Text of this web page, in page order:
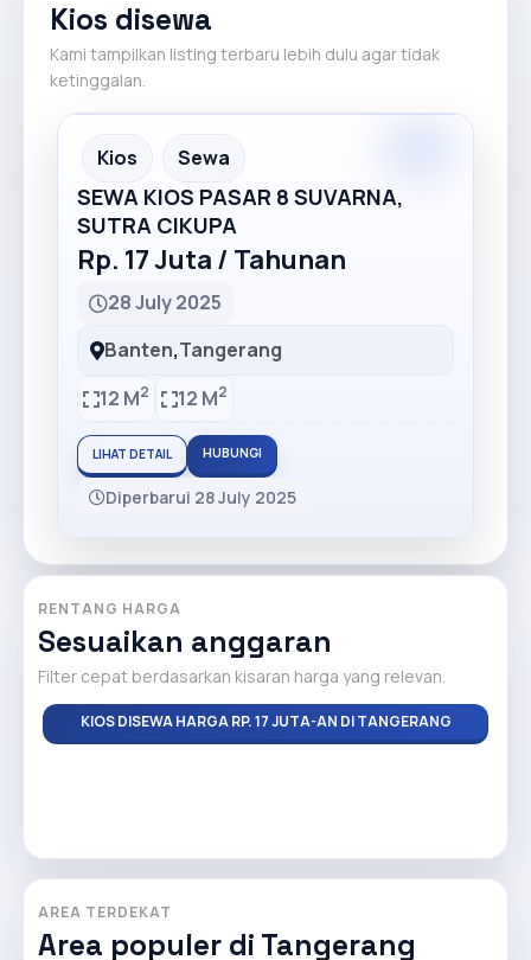
Kios disewa
Kami tampilkan listing terbaru lebih dulu agar tidak
ketinggalan.
Recommended
Kios Sewa
SEWA KIOS PASAR 8 SUVARNA,
SUTRA CIKUPA
Rp. 17 Juta / Tahunan
28 July 2025
Banten,Tangerang
12 M2 12 M2
LIHAT DETAIL HUBUNGI
Diperbarui 28 July 2025
RENTANG HARGA
Sesuaikan anggaran
Filter cepat berdasarkan kisaran harga yang relevan.
KIOS DISEWA HARGA RP. 17 JUTA-AN DI TANGERANG
AREA TERDEKAT
Area populer di Tangerang